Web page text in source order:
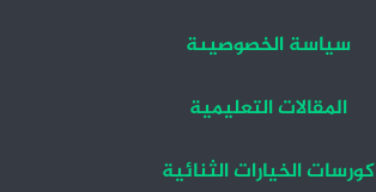
سياسة الخصوصيىة
المقالات التعليمية
كورسات الخيارات الثنائية